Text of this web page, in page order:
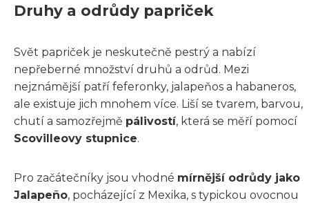
Druhy a odrůdy papriček
Svět papriček je neskutečně pestrý a nabízí
nepřeberné množství druhů a odrůd. Mezi
nejznámější patří feferonky, jalapeňos a habaneros,
ale existuje jich mnohem více. Liší se tvarem, barvou,
chutí a samozřejmě pálivostí, která se měří pomocí
Scovilleovy stupnice.
Pro začátečníky jsou vhodné mírnější odrůdy jako
Jalapeño, pocházející z Mexika, s typickou ovocnou